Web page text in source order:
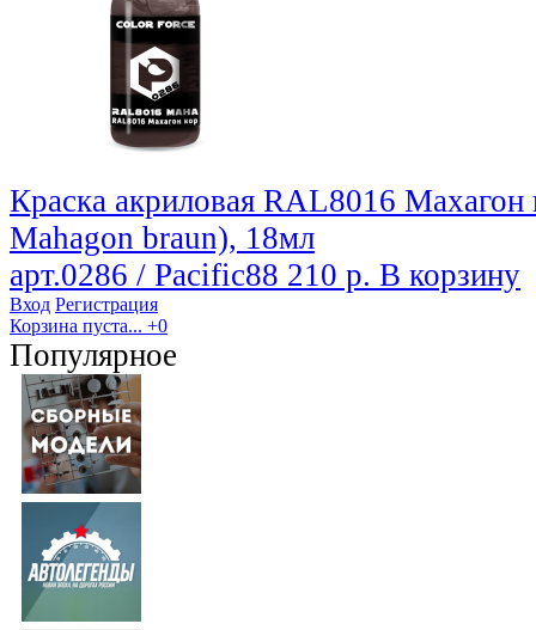
Краска акриловая RAL8016
Mahagon braun), 18мл
арт.0286 / Pacific88 210 р. В корзину
Вход Регистрация
Корзина пуста... +0
Популярное